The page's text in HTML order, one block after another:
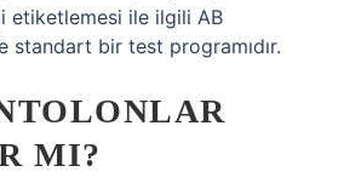
etiketlemesi ile ilgili AB
standart bir test programıdır.
MI?